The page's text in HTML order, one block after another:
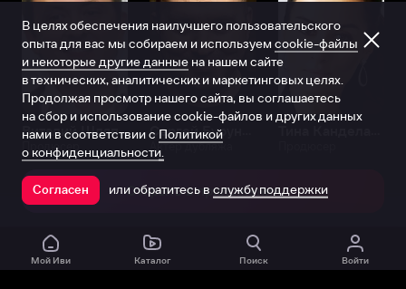
Виталий Шляппо
Продюсер Актёр дубляжа
Открыть в приложении
Мой Иви Каталог Поиск Войти
В целях обеспечения наилучшего пользовательского
опыта для вас мы собираем и используем cookie-файлы
и некоторые другие данные на нашем сайте
в технических, аналитических и маркетинговых целях.
Продолжая просмотр нашего сайта, вы соглашаетесь
на сбор и использование cookie-файлов и других данных
нами в соответствии с Политикой
о конфиденциальности.
Согласен или обратитесь в службу поддержки